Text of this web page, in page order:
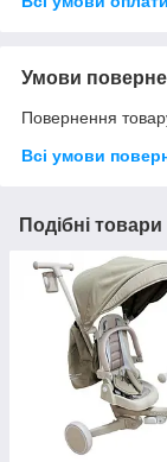
Умови
Повернення
Всі умови
Подібні товари